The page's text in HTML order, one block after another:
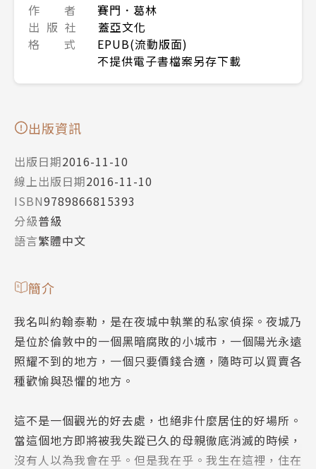
作 者
賽門．葛林
出 版 社
蓋亞文化
格 式
EPUB(流動版面)
不提供電子書檔案另存下載
出版資訊
出版日期2016-11-10
線上出版日期2016-11-10
ISBN9789866815393
分級普級
語言繁體中文
簡介
我名叫約翰泰勒，是在夜城中執業的私家偵探。夜城乃
是位於倫敦中的一個黑暗腐敗的小城市，一個陽光永遠
照耀不到的地方，一個只要價錢合適，隨時可以買賣各
種歡愉與恐懼的地方。
這不是一個觀光的好去處，也絕非什麼居住的好場所。
當這個地方即將被我失蹤已久的母親徹底消滅的時候，
沒有人以為我會在乎。但是我在乎。我生在這裡，住在